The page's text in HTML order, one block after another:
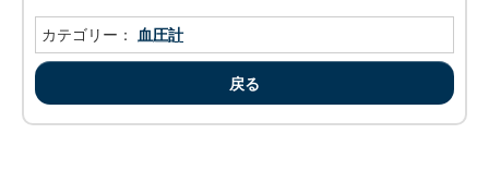
カテゴリー： 血圧計
戻る